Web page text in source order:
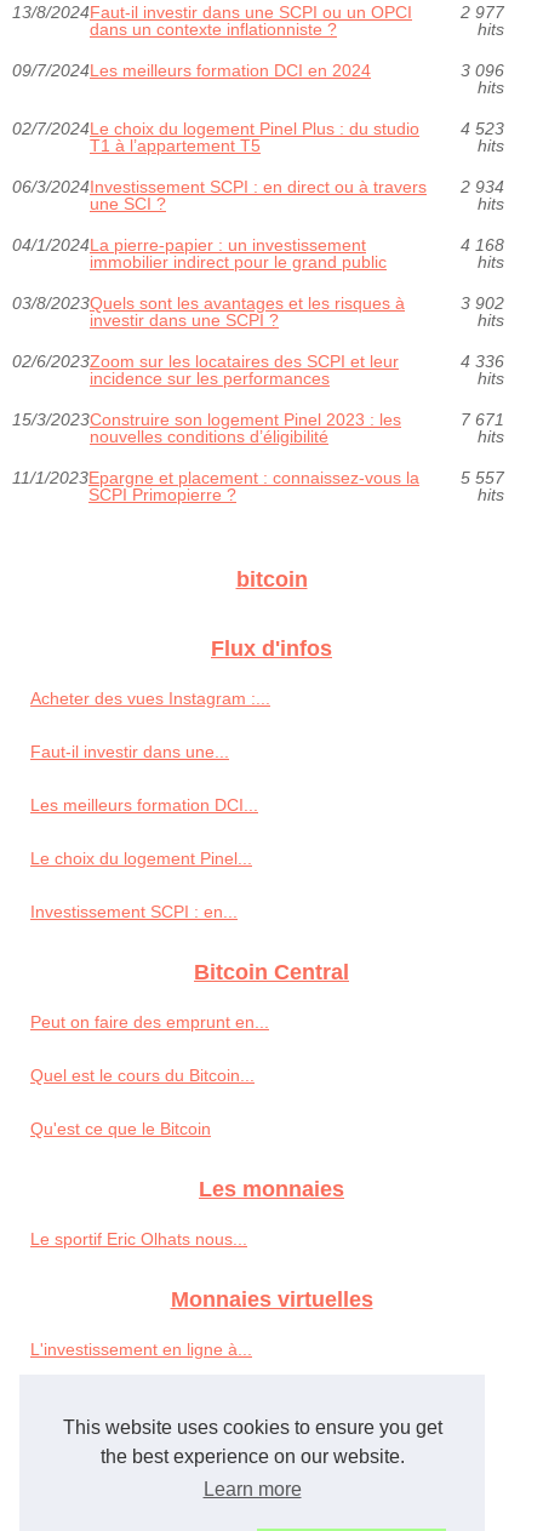
This website uses cookies to ensure you get
the best experience on our website.
Learn more
13/8/2024Faut-il investir dans une SCPI ou un OPCI
dans un contexte inflationniste ?
2 977
hits
09/7/2024Les meilleurs formation DCI en 2024
3 096
hits
02/7/2024Le choix du logement Pinel Plus : du studio
T1 à l’appartement T5
4 523
hits
06/3/2024Investissement SCPI : en direct ou à travers
une SCI ?
2 934
hits
04/1/2024La pierre-papier : un investissement
immobilier indirect pour le grand public
4 168
hits
03/8/2023Quels sont les avantages et les risques à
investir dans une SCPI ?
3 902
hits
02/6/2023Zoom sur les locataires des SCPI et leur
incidence sur les performances
4 336
hits
15/3/2023Construire son logement Pinel 2023 : les
nouvelles conditions d’éligibilité
7 671
hits
11/1/2023Epargne et placement : connaissez-vous la
SCPI Primopierre ?
5 557
hits
bitcoin
Flux d'infos
Acheter des vues Instagram :...
Faut-il investir dans une...
Les meilleurs formation DCI...
Le choix du logement Pinel...
Investissement SCPI : en...
Bitcoin Central
Peut on faire des emprunt en...
Quel est le cours du Bitcoin...
Qu'est ce que le Bitcoin
Les monnaies
Le sportif Eric Olhats nous...
Monnaies virtuelles
L'investissement en ligne à...
Prévention aux fraudes sur...